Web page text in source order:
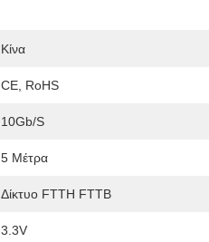
Κίνα
CE, RoHS
10Gb/s
5 Μέτρα
Δίκτυο FTTH FTTB
3.3V